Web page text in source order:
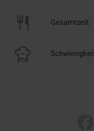
Gesamtzeit: